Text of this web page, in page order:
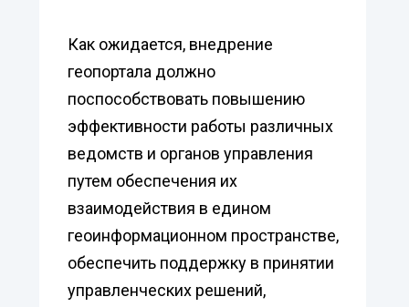
Как ожидается, внедрение
геопортала должно
поспособствовать повышению
эффективности работы различных
ведомств и органов управления
путем обеспечения их
взаимодействия в едином
геоинформационном пространстве,
обеспечить поддержку в принятии
управленческих решений,